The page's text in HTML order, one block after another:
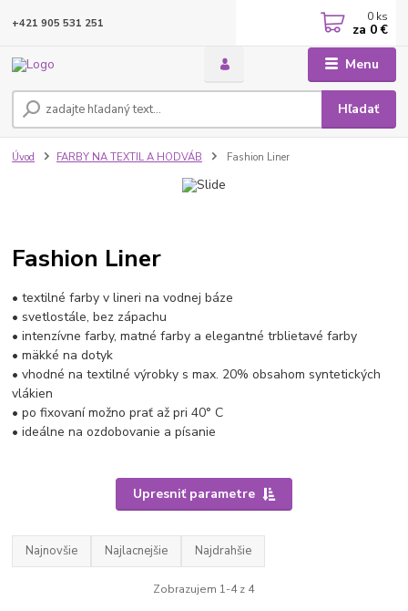
Menu
Hľadať
+421 905 531 251 0 ks
za 0 €
Úvod FARBY NA TEXTIL A HODVÁB Fashion Liner
Fashion Liner
• textilné farby v lineri na vodnej báze
• svetlostále, bez zápachu
• intenzívne farby, matné farby a elegantné trblietavé farby
• mäkké na dotyk
• vhodné na textilné výrobky s max. 20% obsahom syntetických
vlákien
• po fixovaní možno prať až pri 40° C
• ideálne na ozdobovanie a písanie
Upresniť parametre
Najnovšie Najlacnejšie Najdrahšie
Zobrazujem 1-4 z 4